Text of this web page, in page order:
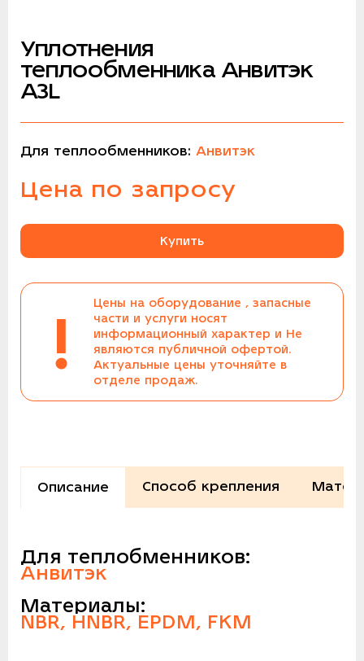
Уплотнения
теплообменника Анвитэк
A3L
Для теплообменников: Анвитэк
Цена по запросу
Купить
!
Цены на оборудование , запасные
части и услуги носят
информационный характер и Не
являются публичной офертой.
Актуальные цены уточняйте в
отделе продаж.
Описание Способ крепления
Для теплобменников:
Анвитэк
Материалы:
NBR, HNBR, EPDM, FKM